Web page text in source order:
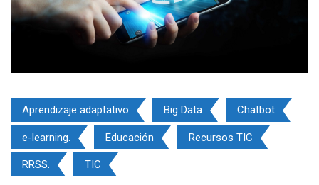
Aprendizaje adaptativo Big Data Chatbot
e-learning. Educación Recursos TIC
RRSS. TIC